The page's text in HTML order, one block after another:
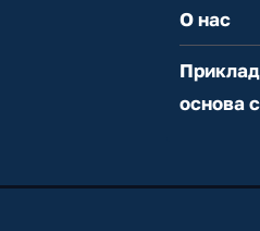
О нас
основа